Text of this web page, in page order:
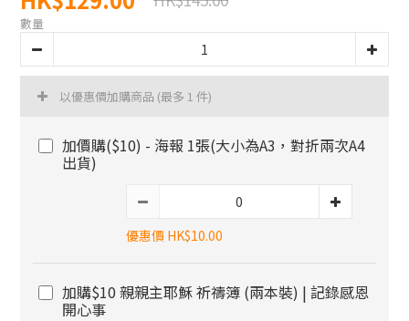
數量
以優惠價加購商品 (最多 1 件)
加價購($10) - 海報 1張(大小為A3，對折兩次A4
出貨)
優惠價 HK$10.00
加購$10 親親主耶穌 祈禱簿 (兩本裝) | 記錄感恩
開心事